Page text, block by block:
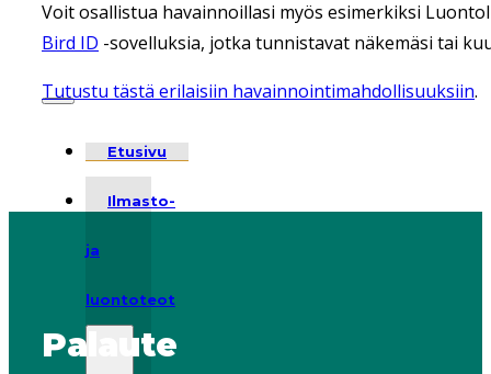
tämä on
tärkeää?
Etusivu
Ilmasto-
ja
luontoteot
Voit osallistua havainnoillasi myös esimerkiksi
Bird ID -sovelluksia, jotka tunnistavat näkemäsi tai
Tutustu tästä erilaisiin havainnointimahdollisuuksiin.
Palaute